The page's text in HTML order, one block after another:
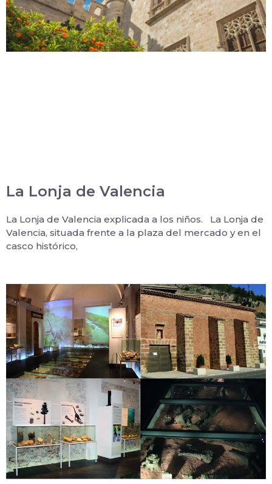
La Lonja de Valencia
La Lonja de Valencia explicada a los niños. La Lonja de
Valencia, situada frente a la plaza del mercado y en el
casco histórico,